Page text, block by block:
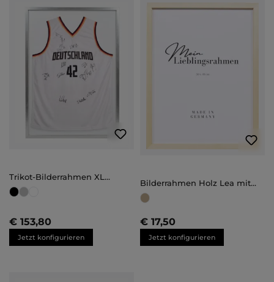
Trikot-Bilderrahmen XL
(70x100)
€ 153,80
Jetzt konfigurieren
Bilderrahmen Holz Lea mit
Abstandsleiste
Maßanfertigung
€ 17,50
Jetzt konfigurieren